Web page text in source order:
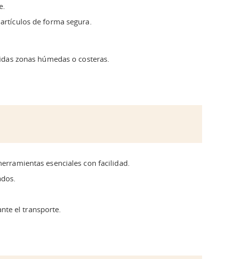
de forma segura.
zonas húmedas o costeras.
esenciales con facilidad.
el transporte.